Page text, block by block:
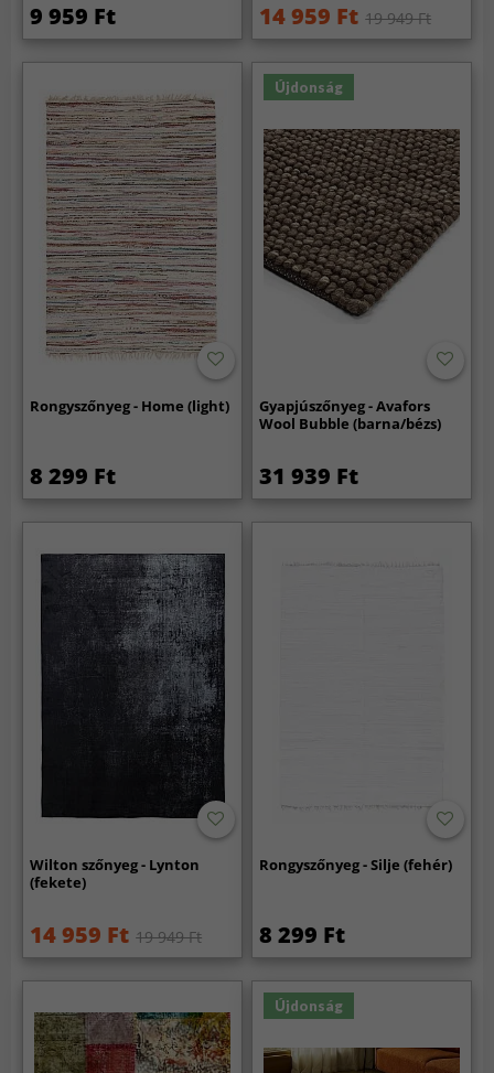
9 959 Ft 14 959 Ft 19 949 Ft
Rongyszőnyeg - Home (light)
8 299 Ft
Újdonság
Gyapjúszőnyeg - Avafors
Wool Bubble (barna/bézs)
31 939 Ft
Wilton szőnyeg - Lynton
(fekete)
14 959 Ft 19 949 Ft
Rongyszőnyeg - Silje (fehér)
8 299 Ft
Újdonság